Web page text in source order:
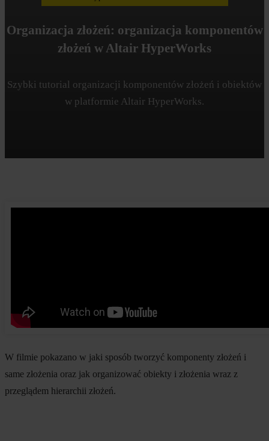
Organizacja złożeń: organizacja komponentów
złożeń w Altair HyperWorks
Szybki tutorial organizacji komponentów złożeń i obiektów
w platformie Altair HyperWorks.
W filmie pokazano w jaki sposób tworzyć komponenty złożeń i
same złożenia oraz jak organizować obiekty i złożenia wraz z
przeglądem hierarchii złożeń.